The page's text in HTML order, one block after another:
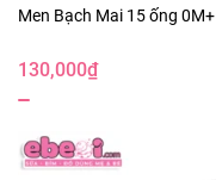
17,000₫
135,000₫
Men Bạch Mai 15 ống 0M+
130,000₫